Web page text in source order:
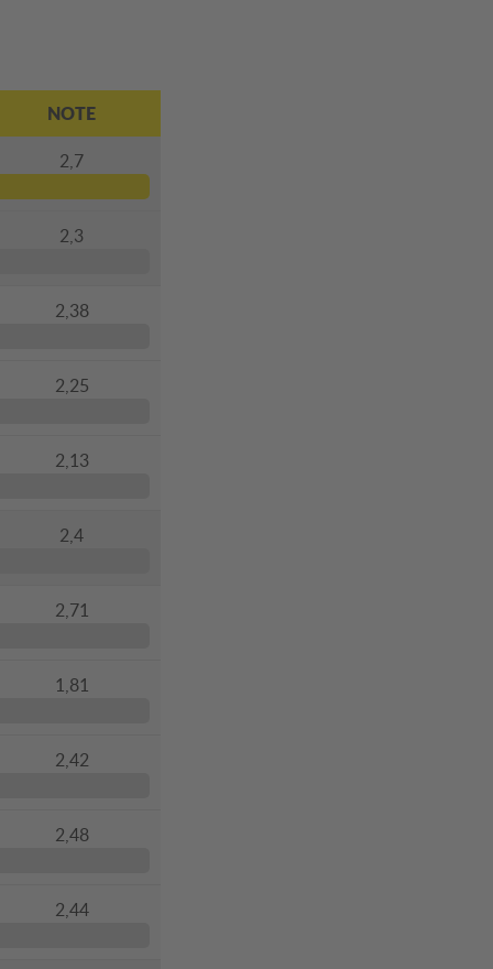
NOTE
2,7
2,3
2,38
2,25
2,13
2,4
2,71
1,81
2,42
2,48
2,44